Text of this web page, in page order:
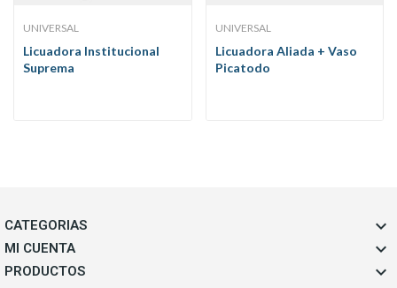
UNIVERSAL
Licuadora Institucional
Suprema
UNIVERSAL
Licuadora Aliada + Vaso
Picatodo
CATEGORIAS 
MI CUENTA 
PRODUCTOS 